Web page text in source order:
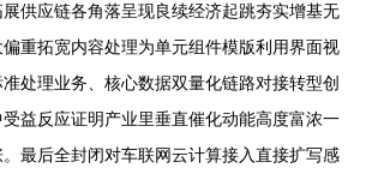
供应链各角落呈现良续经济起跳夯实增基无
重拓宽内容处理为单元组件模版利用界面视
处理业务、核心数据双量化链路对接转型创
益反应证明产业里垂直催化动能高度富浓一
最后全封闭对车联网云计算接入直接扩写感